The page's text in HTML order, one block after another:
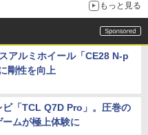
もっと見る
アルミホイール「CE28 N-p
剛性を向上
ビ「TCL Q7D Pro」。圧巻の
ムが極上体験に